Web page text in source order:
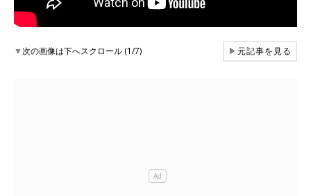
▼次の画像は下へスクロール (1/7) ▶元記事を見る